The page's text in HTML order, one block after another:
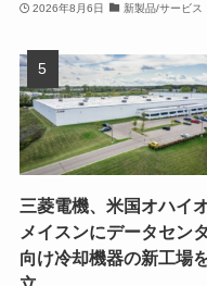
2026年8月6日 新製品/サービス
三菱電機、米国オハイ
メイスンにデータセン
向け冷却機器の新工場